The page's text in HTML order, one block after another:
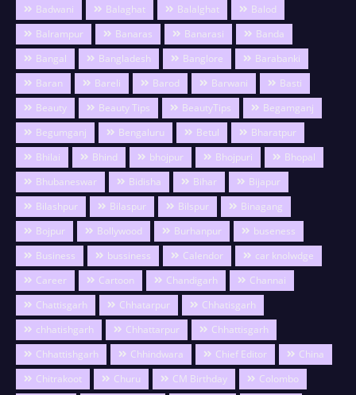
Badwani Balaghat Balalghat
Balod
Balrampur
Banaras Banarasi
Banda
Bangal
Bangladesh Banglore
Barabanki
Baran
Bareli Barod Barwani
Basti
Beauty
Beauty Tips BeautyTips
Begamganj
Begumganj
Bengaluru Betul
Bharatpur
Bhilai
Bhind bhojpur Bhojpuri
Bhopal
Bhubaneswar
Bidisha Bihar
Bijapur
Bilashpur
Bilaspur Bilspur
Binagang
Bojpur
Bollywood Burhanpur
buseness
Business
bussiness Calendor
car knolwdge
Career
Cartoon Chandigarh
Channai
Chattisgarh
Chhatarpur
Chhatisgarh
chhatishgarh
Chhattarpur
Chhattisgarh
Chhattishgarh
Chhindwara Chief Editor
China
Chitrakoot
Churu CM Birthday
Colombo